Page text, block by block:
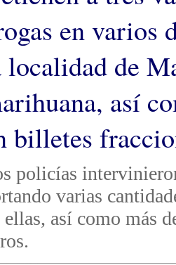
en varios
localidad de
así
billetes
policías
varias
ellas, así como más